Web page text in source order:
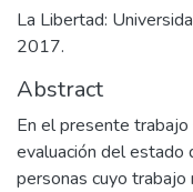
La Libertad:
2017.
Abstract
En el presente
evaluación del estado
personas cuyo